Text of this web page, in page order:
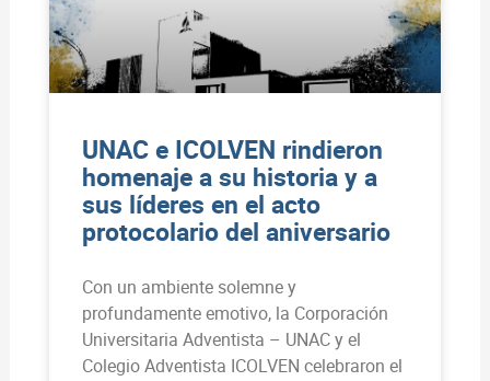
UNAC e ICOLVEN rindieron
homenaje a su historia y a
sus líderes en el acto
protocolario del aniversario
Con un ambiente solemne y
profundamente emotivo, la Corporación
Universitaria Adventista – UNAC y el
Colegio Adventista ICOLVEN celebraron el